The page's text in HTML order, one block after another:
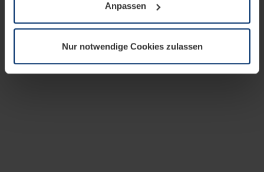
notwendig sind. Für alle anderen Cookie-Typen benötigen
wir Ihre Erlaubnis. Ihre Einwilligung können Sie jederzeit
Datenschutzerklärungunserer Website ändern oder
widerrufen.
Anpassen
Nur notwendige Cookies zulassen